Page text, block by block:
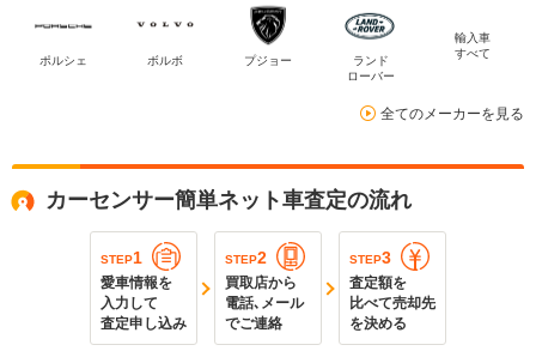
ポルシェ ボルボ プジョー
ランド
ローバー
輸入車
すべて
全てのメーカーを見る
カーセンサー簡単ネット車査定の流れ
STEP1
愛車情報を
入力して
査定申し込み
STEP2
買取店から
電話､メール
でご連絡
STEP3
査定額を
比べて売却先
を決める